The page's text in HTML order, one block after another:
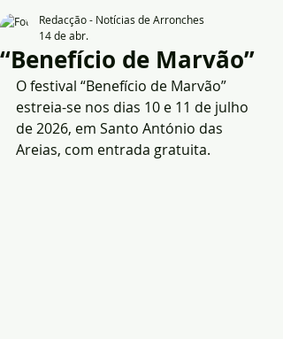
“Benefício de Marvão”
Redacção - Notícias de Arronches
14 de abr.
O festival “Benefício de Marvão”
estreia-se nos dias 10 e 11 de julho
de 2026, em Santo António das
Areias, com entrada gratuita.